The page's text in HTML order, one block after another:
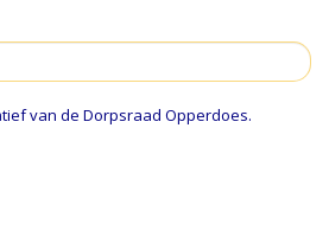
van de Dorpsraad Opperdoes.